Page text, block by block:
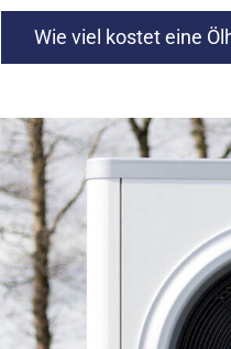
Wie viel kostet eine